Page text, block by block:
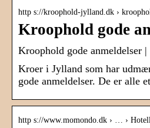
http s://kroophold-jylland.dk ›
Kroophold gode
Kroophold gode anmeldelser
Kroer i Jylland som har
gode anmeldelser. De er alle
http s://www.momondo.dk › … ›